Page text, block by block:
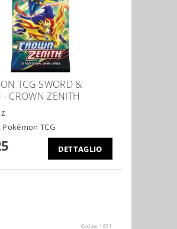
TCG SWORD &
- CROWN ZENITH
Pokémon TCG
DETTAGLIO
Codice: 1851